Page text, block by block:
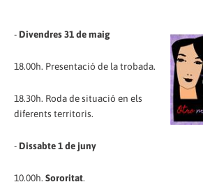
- Divendres 31 de maig
18.00h. Presentació de la trobada.
18.30h. Roda de situació en els
diferents territoris.
- Dissabte 1 de juny
10.00h. Sororitat.